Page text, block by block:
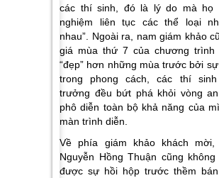
các thí sinh, đó là lý do mà họ
nghiệm liên tục các thể loại
nhau”. Ngoài ra, nam giám khảo
giá mùa thứ 7 của chương trình
“đẹp” hơn những mùa trước bởi
trong phong cách, các thí
trưởng đều bứt phá khỏi vòng
phô diễn toàn bộ khả năng của
màn trình diễn.
Về phía giám khảo khách
Nguyễn Hồng Thuận cũng
được sự hồi hộp trước thềm